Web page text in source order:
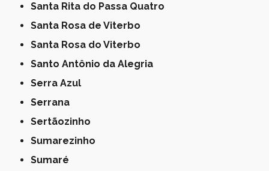
Santa Rita do Passa Quatro
Santa Rosa de Viterbo
Santa Rosa do Viterbo
Santo Antônio da Alegria
Serra Azul
Serrana
Sertãozinho
Sumarezinho
Sumaré